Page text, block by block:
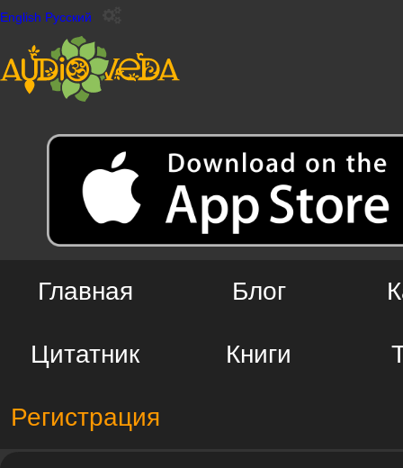
English Русский
Главная Блог
Цитатник Книги
Регистрация